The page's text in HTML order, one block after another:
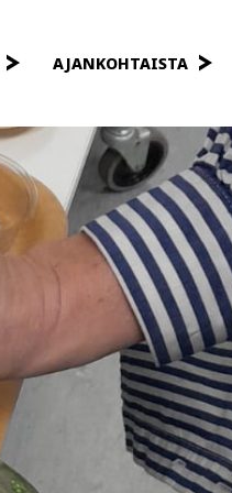
AJANKOHTAISTA